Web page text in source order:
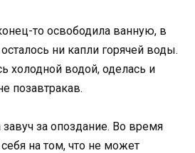
то освободила ванную, в
ни капли горячей воды.
холодной водой, оделась и
позавтракав.
за опоздание. Во время
на том, что не может